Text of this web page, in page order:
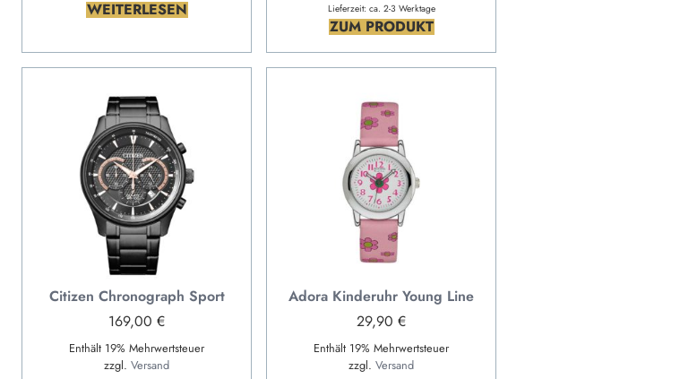
WEITERLESEN Lieferzeit: ca. 2-3 Werktage
ZUM PRODUKT
Citizen Chronograph Sport
169,00 €
Enthält 19% Mehrwertsteuer
zzgl. Versand
Adora Kinderuhr Young Line
29,90 €
Enthält 19% Mehrwertsteuer
zzgl. Versand